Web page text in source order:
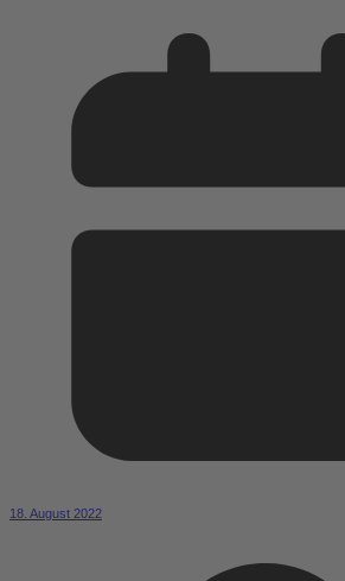
18. August 2022